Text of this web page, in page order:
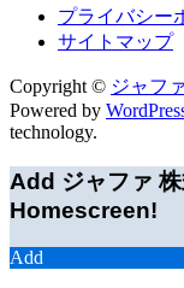
プライバシー
サイトマップ
Copyright © ジャフ
Powered by
technology.
Add ジャファ
Homescreen!
Add